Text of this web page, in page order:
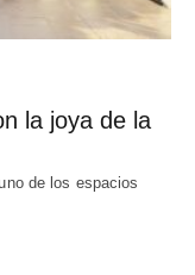
la joya de la
de los espacios